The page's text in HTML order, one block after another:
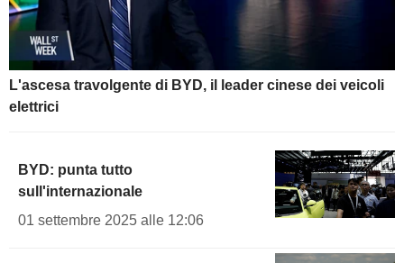
L'ascesa travolgente di BYD, il leader cinese dei veicoli
elettrici
BYD: punta tutto
sull'internazionale
01 settembre 2025 alle 12:06